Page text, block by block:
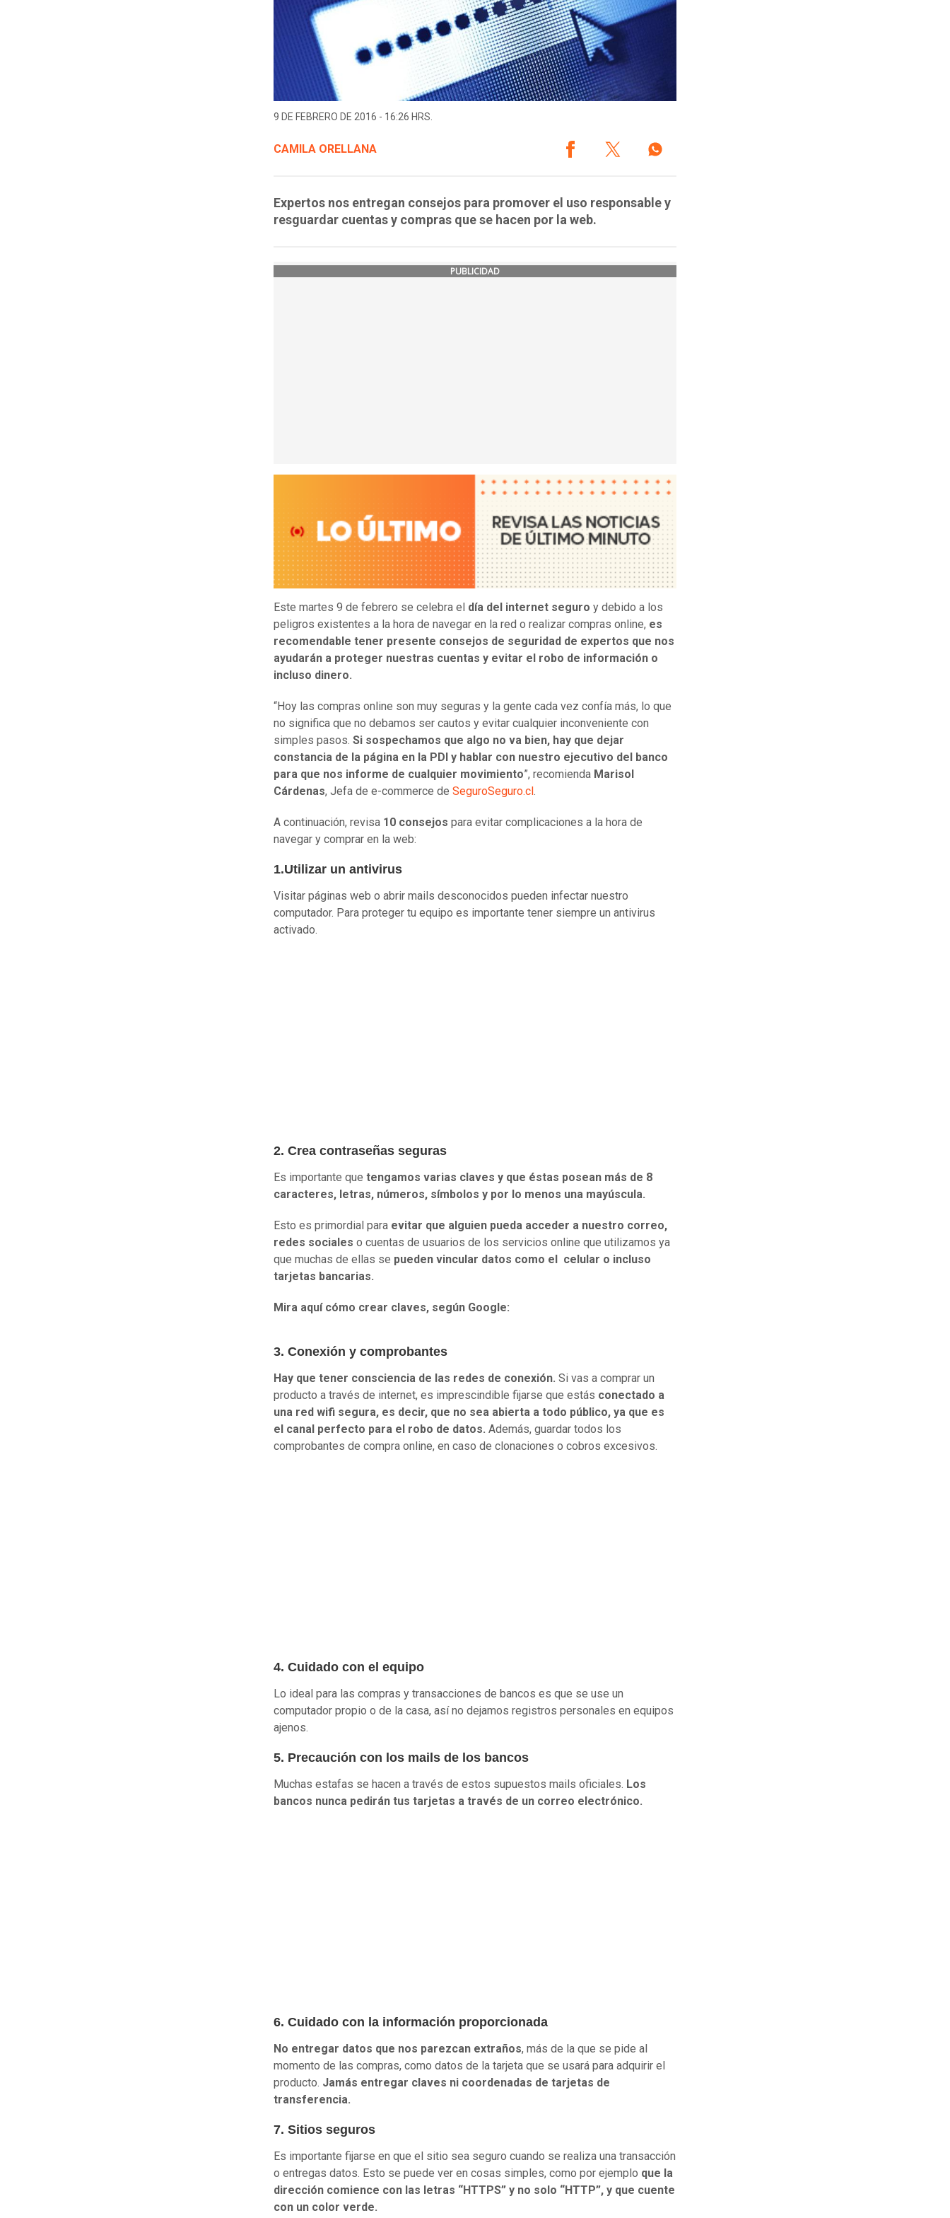
9 DE FEBRERO DE 2016 - 16:26 HRS.
CAMILA ORELLANA
Expertos nos entregan consejos para promover el uso responsable y
resguardar cuentas y compras que se hacen por la web.
PUBLICIDAD
Este martes 9 de febrero se celebra el día del internet seguro y debido a los
peligros existentes a la hora de navegar en la red o realizar compras online, es
recomendable tener presente consejos de seguridad de expertos que nos
ayudarán a proteger nuestras cuentas y evitar el robo de información o
incluso dinero.
“Hoy las compras online son muy seguras y la gente cada vez confía más, lo que
no significa que no debamos ser cautos y evitar cualquier inconveniente con
simples pasos. Si sospechamos que algo no va bien, hay que dejar
constancia de la página en la PDI y hablar con nuestro ejecutivo del banco
para que nos informe de cualquier movimiento”, recomienda Marisol
Cárdenas, Jefa de e-commerce de SeguroSeguro.cl .
A continuación, revisa 10 consejos para evitar complicaciones a la hora de
navegar y comprar en la web:
1.Utilizar un antivirus
Visitar páginas web o abrir mails desconocidos pueden infectar nuestro
computador. Para proteger tu equipo es importante tener siempre un antivirus
activado.
2. Crea contraseñas seguras
Es importante que tengamos varias claves y que éstas posean más de 8
caracteres, letras, números, símbolos y por lo menos una mayúscula.
Esto es primordial para evitar que alguien pueda acceder a nuestro correo,
redes sociales o cuentas de usuarios de los servicios online que utilizamos ya
que muchas de ellas se pueden vincular datos como el celular o incluso
tarjetas bancarias.
Mira aquí cómo crear claves, según Google:
3. Conexión y comprobantes
Hay que tener consciencia de las redes de conexión. Si vas a comprar un
producto a través de internet, es imprescindible fijarse que estás conectado a
una red wifi segura, es decir, que no sea abierta a todo público, ya que es
el canal perfecto para el robo de datos. Además, guardar todos los
comprobantes de compra online, en caso de clonaciones o cobros excesivos.
4. Cuidado con el equipo
Lo ideal para las compras y transacciones de bancos es que se use un
computador propio o de la casa, así no dejamos registros personales en equipos
ajenos.
5. Precaución con los mails de los bancos
Muchas estafas se hacen a través de estos supuestos mails oficiales. Los
bancos nunca pedirán tus tarjetas a través de un correo electrónico.
6. Cuidado con la información proporcionada
No entregar datos que nos parezcan extraños, más de la que se pide al
momento de las compras, como datos de la tarjeta que se usará para adquirir el
producto. Jamás entregar claves ni coordenadas de tarjetas de
transferencia.
7. Sitios seguros
Es importante fijarse en que el sitio sea seguro cuando se realiza una transacción
o entregas datos. Esto se puede ver en cosas simples, como por ejemplo que la
dirección comience con las letras “HTTPS” y no solo “HTTP”, y que cuente
con un color verde.